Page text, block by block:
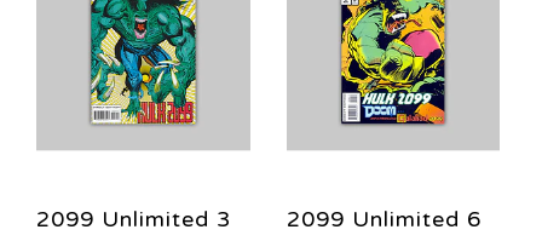
2099 Unlimited 3
2099 Unlimited 6